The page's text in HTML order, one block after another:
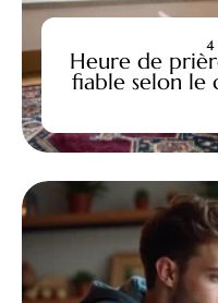
Heure de
fiable selon le
4